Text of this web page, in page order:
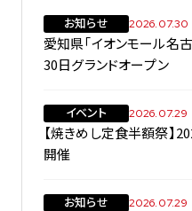
お知らせ 2026.07.30
愛知県「イオンモール名
30日グランドオープン
イベント 2026.07.29
【焼きめし定食半額祭】
開催
お知らせ 2026.07.29